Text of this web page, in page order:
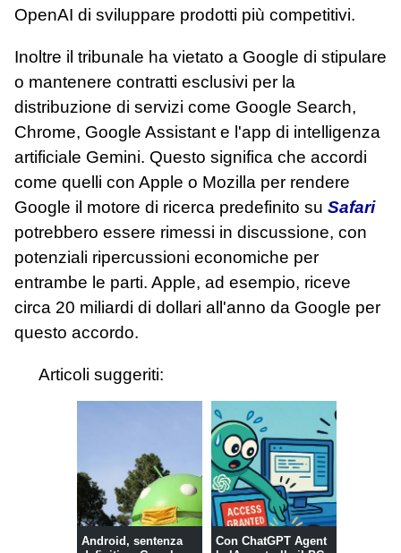
OpenAI di sviluppare prodotti più competitivi.
Inoltre il tribunale ha vietato a Google di stipulare
o mantenere contratti esclusivi per la
distribuzione di servizi come Google Search,
Chrome, Google Assistant e l'app di intelligenza
artificiale Gemini. Questo significa che accordi
come quelli con Apple o Mozilla per rendere
Google il motore di ricerca predefinito su Safari
potrebbero essere rimessi in discussione, con
potenziali ripercussioni economiche per
entrambe le parti. Apple, ad esempio, riceve
circa 20 miliardi di dollari all'anno da Google per
questo accordo.
Articoli suggeriti:
Android, sentenza
Con ChatGPT Agent